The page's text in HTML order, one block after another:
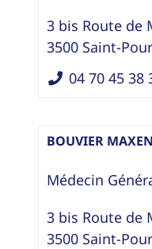
3 bis Route de
3500 Saint-
04 70 45 38
BOUVIER
Médecin
3 bis Route de
3500 Saint-